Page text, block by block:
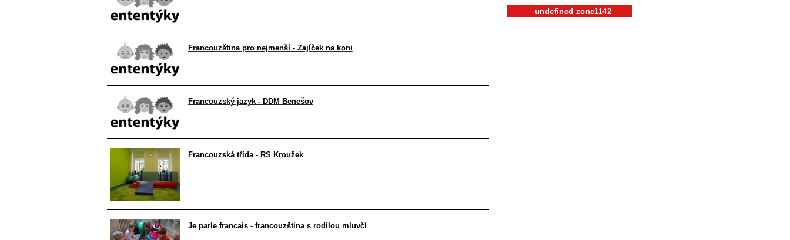
Francouzština pro nejmenší - Zajíček na koni
Francouzský jazyk - DDM Benešov
Francouzská třída - RS Kroužek
Je parle francais - francouzština s rodilou mluvčí
undefined zone1142